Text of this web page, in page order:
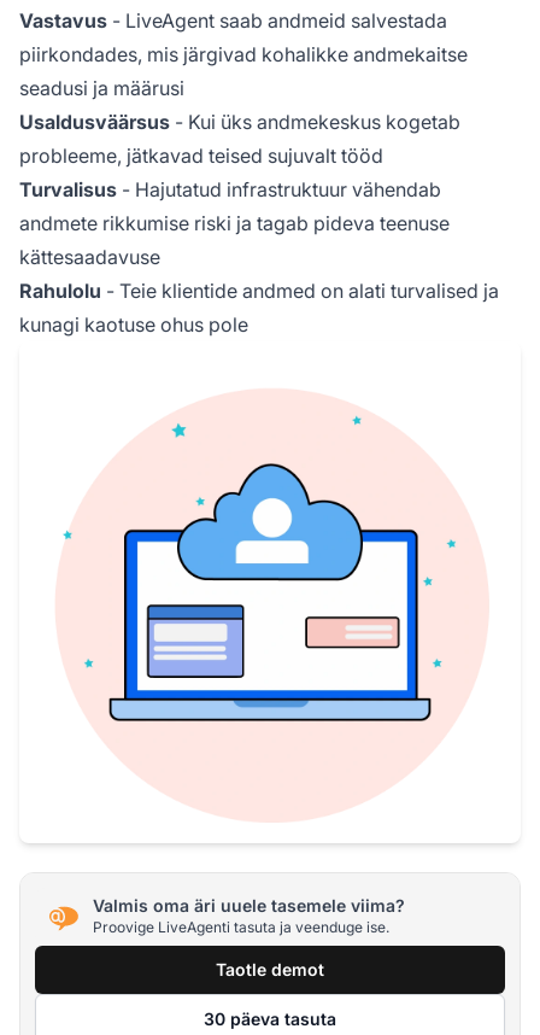
Vastavus - LiveAgent saab andmeid salvestada
piirkondades, mis järgivad kohalikke andmekaitse
seadusi ja määrusi
Usaldusväärsus - Kui üks andmekeskus kogetab
probleeme, jätkavad teised sujuvalt tööd
Turvalisus - Hajutatud infrastruktuur vähendab
andmete rikkumise riski ja tagab pideva teenuse
kättesaadavuse
Rahulolu - Teie klientide andmed on alati turvalised ja
kunagi kaotuse ohus pole
Valmis oma äri uuele tasemele viima?
Proovige LiveAgenti tasuta ja veenduge ise.
Taotle demot
30 päeva tasuta